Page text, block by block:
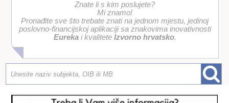
Znate li s kim poslujete?
Mi znamo!
Pronađite sve što trebate znati na jednom mjestu, jedinoj
poslovno-financijskoj aplikaciji sa znakovima inovativnosti
Eurekai kvalitete Izvorno hrvatsko.